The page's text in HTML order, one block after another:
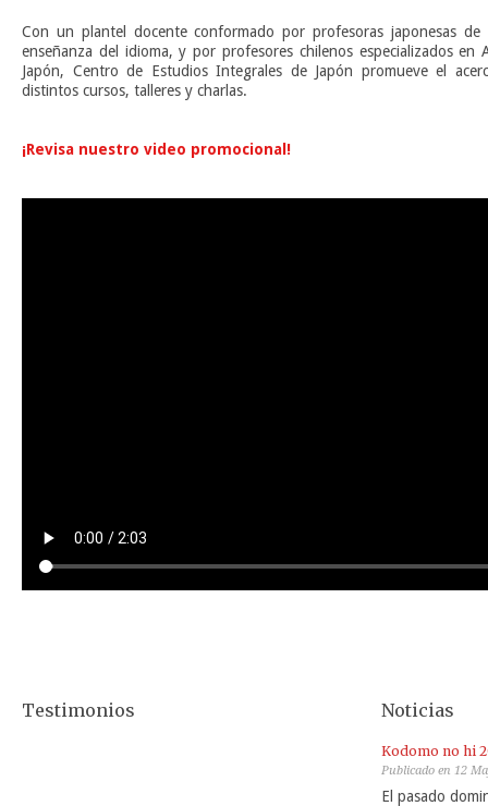
Con un plantel docente conformado por profesoras japonesas
enseñanza del idioma, y por profesores chilenos especializados
Japón, Centro de Estudios Integrales de Japón promueve el
distintos cursos, talleres y charlas.
¡Revisa nuestro video promocional!
Testimonios Noticias
Kodomo no hi
Publicado en 12
El pasado